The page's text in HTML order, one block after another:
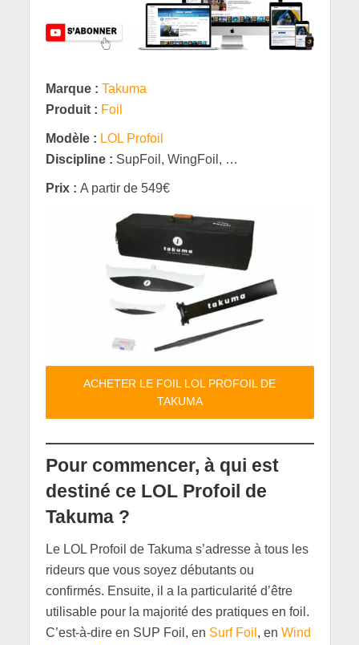
Marque : Takuma
Produit : Foil
Modèle : LOL Profoil
Discipline : SupFoil, WingFoil, …
Prix : A partir de 549€
ACHETER LE FOIL LOL PROFOIL DE
TAKUMA
Pour commencer, à qui est
destiné ce LOL Profoil de
Takuma ?
Le LOL Profoil de Takuma s’adresse à tous les
rideurs que vous soyez débutants ou
confirmés. Ensuite, il a la particularité d’être
utilisable pour la majorité des pratiques en foil.
C’est-à-dire en SUP Foil, en Surf Foil , en Wind